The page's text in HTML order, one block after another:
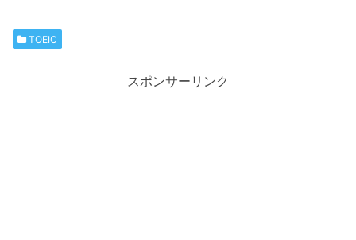
TOEIC
スポンサーリンク